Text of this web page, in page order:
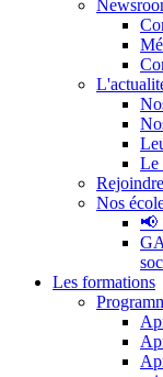
Le
Nos
📢
Les formations